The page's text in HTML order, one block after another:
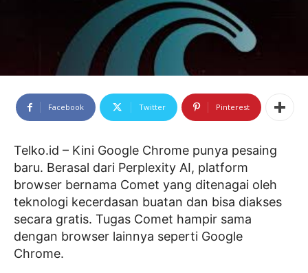
Facebook Twitter Pinterest
Telko.id – Kini Google Chrome punya pesaing
baru. Berasal dari Perplexity AI, platform
browser bernama Comet yang ditenagai oleh
teknologi kecerdasan buatan dan bisa diakses
secara gratis. Tugas Comet hampir sama
dengan browser lainnya seperti Google
Chrome.